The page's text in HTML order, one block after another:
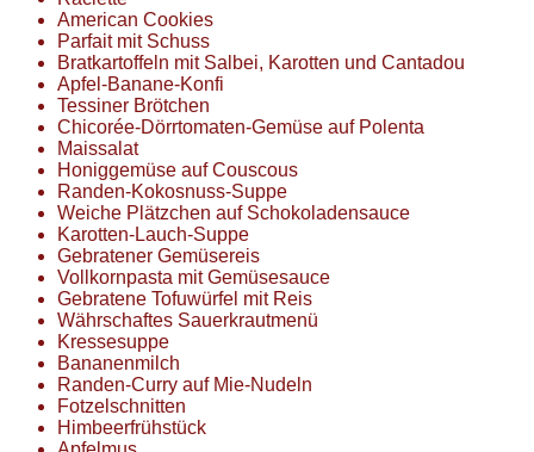
American Cookies
Parfait mit Schuss
Bratkartoffeln mit Salbei, Karotten und Cantadou
Apfel-Banane-Konfi
Tessiner Brötchen
Chicorée-Dörrtomaten-Gemüse auf Polenta
Maissalat
Honiggemüse auf Couscous
Randen-Kokosnuss-Suppe
Weiche Plätzchen auf Schokoladensauce
Karotten-Lauch-Suppe
Gebratener Gemüsereis
Vollkornpasta mit Gemüsesauce
Gebratene Tofuwürfel mit Reis
Währschaftes Sauerkrautmenü
Kressesuppe
Bananenmilch
Randen-Curry auf Mie-Nudeln
Fotzelschnitten
Himbeerfrühstück